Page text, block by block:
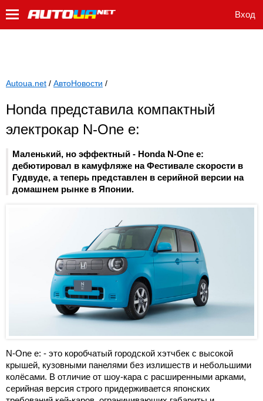
Вход
Autoua.net / АвтоНовости /
Honda представила компактный
электрокар N-One e:
Маленький, но эффектный - Honda N-One e:
дебютировал в камуфляже на Фестивале скорости в
Гудвуде, а теперь представлен в серийной версии на
домашнем рынке в Японии.
N-One e: - это коробчатый городской хэтчбек с высокой
крышей, кузовными панелями без излишеств и небольшими
колёсами. В отличие от шоу-кара с расширенными арками,
серийная версия строго придерживается японских